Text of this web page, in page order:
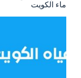
ماء الكويت